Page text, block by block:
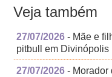
Veja também
27/07/2026 - Mãe e
pitbull em Divinópolis
27/07/2026 - Morador